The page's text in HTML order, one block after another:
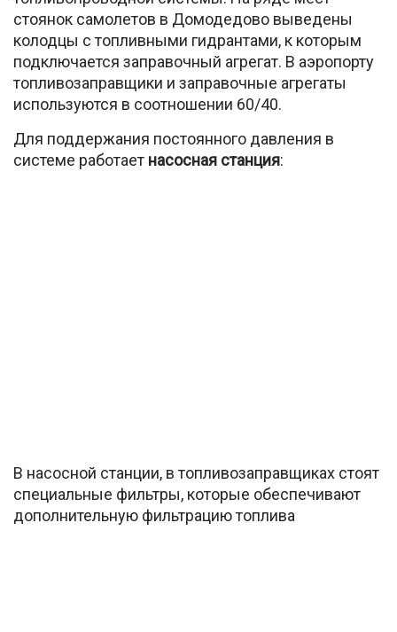
стоянок самолетов в Домодедово выведены
колодцы с топливными гидрантами, к которым
подключается заправочный агрегат. В аэропорту
топливозаправщики и заправочные агрегаты
используются в соотношении 60/40.
Для поддержания постоянного давления в
системе работает насосная станция:
В насосной станции, в топливозаправщиках стоят
специальные фильтры, которые обеспечивают
дополнительную фильтрацию топлива